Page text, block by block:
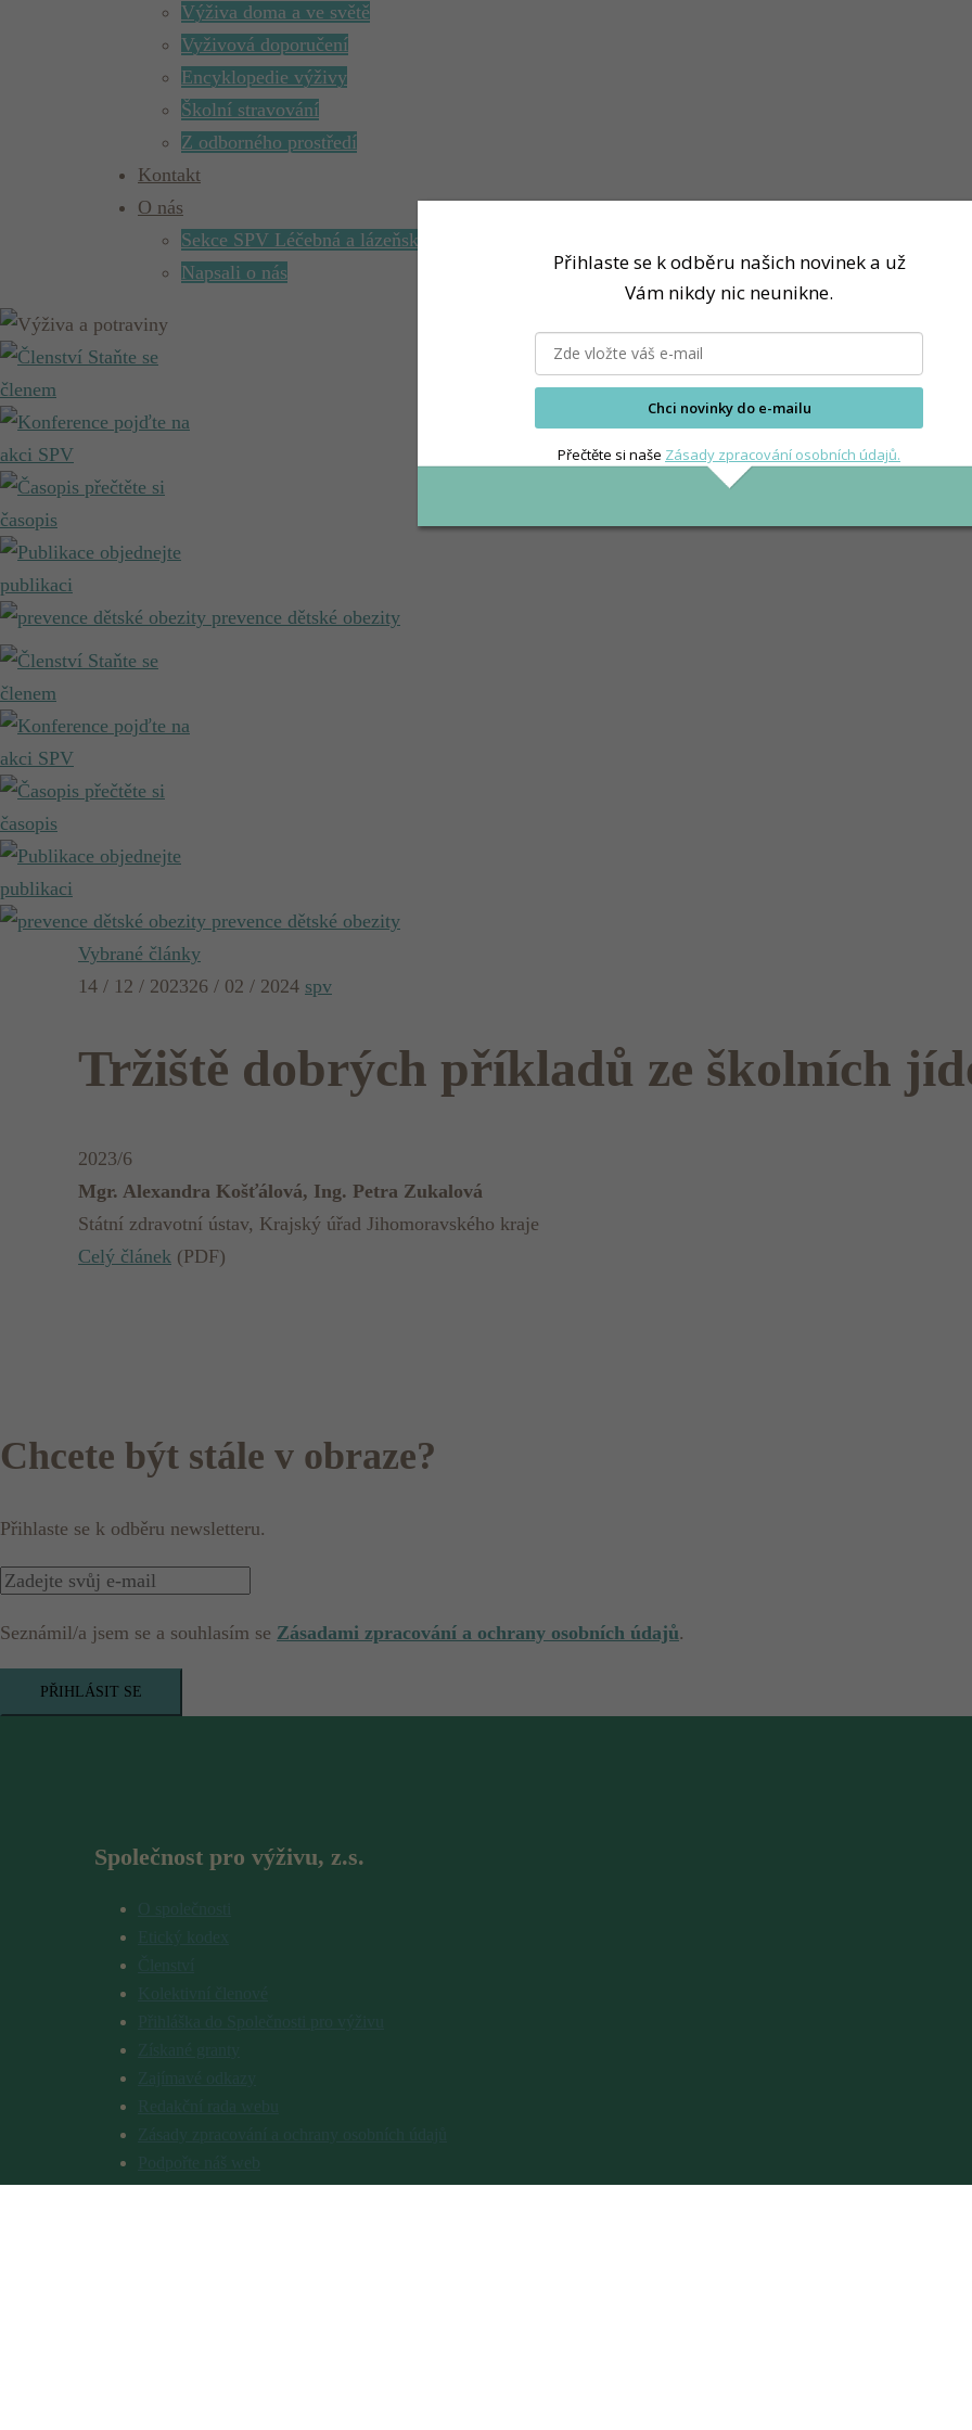
Výživa doma a ve světě
Vyživová doporučení
Encyklopedie výživy
Školní stravování
Z odborného prostředí
Kontakt
O nás
Sekce SPV Léčebná a lázeňská výživa
Napsali o nás
Staňte se
členem
pojďte na
akci SPV
přečtěte si
časopis
objednejte
publikaci
prevence dětské obezity
Staňte se
členem
pojďte na
akci SPV
přečtěte si
časopis
objednejte
publikaci
prevence dětské obezity
Vybrané články
14 / 12 / 202326 / 02 / 2024 spv
Tržiště dobrých příkladů ze školních
2023/6
Mgr. Alexandra Košťálová, Ing. Petra Zukalová
Státní zdravotní ústav, Krajský úřad Jihomoravského kraje
Celý článek (PDF)
Chcete být stále v obraze?
Přihlaste se k odběru newsletteru.
Seznámil/a jsem se a souhlasím se Zásadami zpracování a ochrany osobních údajů.
PŘIHLÁSIT SE
Společnost pro výživu, z.s.
Přihlaste se k odběru našich novinek a už
Vám nikdy nic neunikne.
Chci novinky do e-mailu
Přečtěte si naše Zásady zpracování osobních údajů.